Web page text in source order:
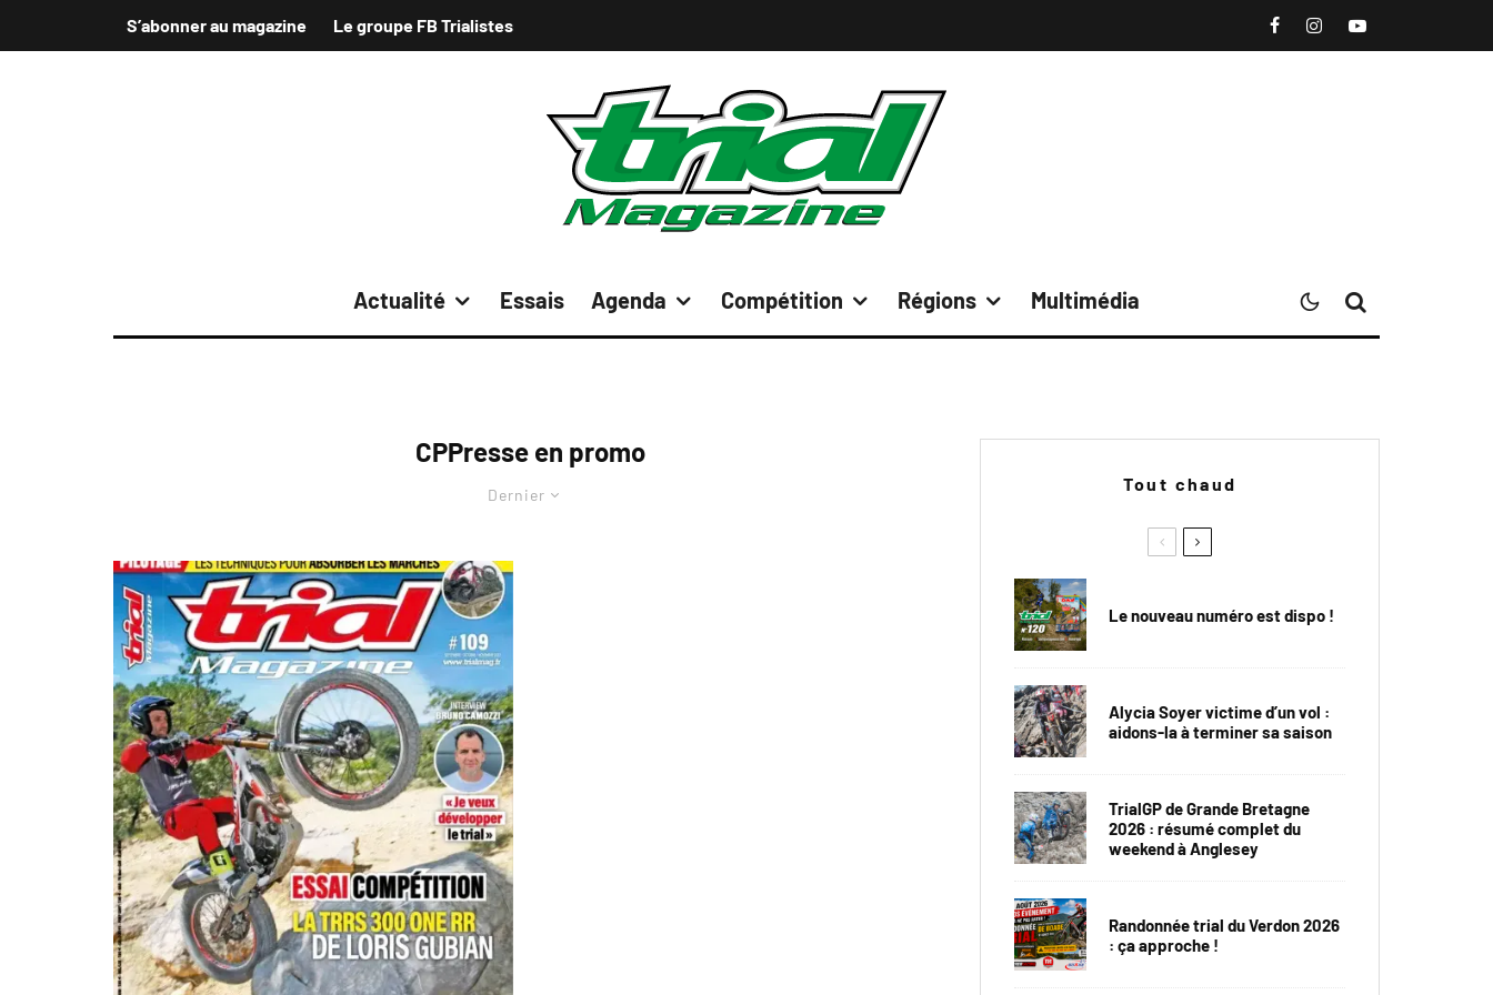
S’abonner au magazine Le groupe FB Trialistes
Actualité Essais Agenda Compétition Régions Multimédia
CPPresse en promo
Dernier
Tout chaud
Le nouveau numéro est dispo !
Alycia Soyer victime d’un vol :
aidons-la à terminer sa saison
TrialGP de Grande Bretagne
2026 : résumé complet du
weekend à Anglesey
Randonnée trial du Verdon 2026
: ça approche !